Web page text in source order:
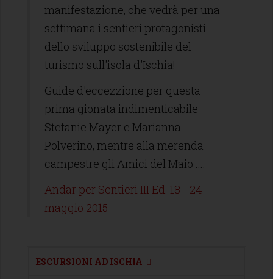
manifestazione, che vedrà per una
settimana i sentieri protagonisti
dello sviluppo sostenibile del
turismo sull'isola d'Ischia!
Guide d'eccezzione per questa
prima gionata indimenticabile
Stefanie Mayer e Marianna
Polverino, mentre alla merenda
campestre gli Amici del Maio ....
Andar per Sentieri III Ed. 18 - 24
maggio 2015
ESCURSIONI AD ISCHIA